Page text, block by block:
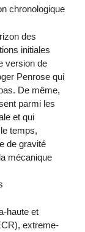
chronologique
des
initiales
version de
Penrose qui
De même,
parmi les
et qui
temps,
de gravité
mécanique
haute et
extreme-